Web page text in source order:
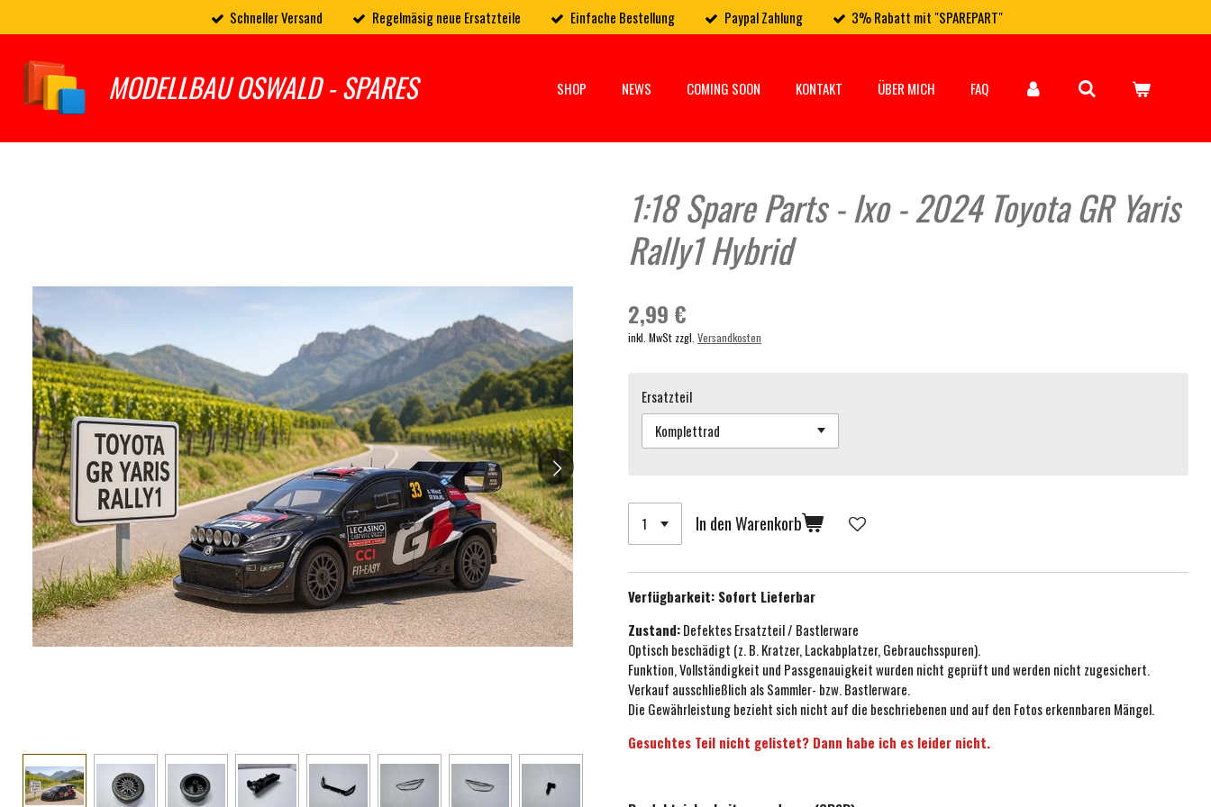
Hauptinhalt
springen
Schneller Versand Regelmäsig neue Ersatzteile Einfache Bestellung Paypal Zahlung 3% Rabatt mit "SPAREPART"
MODELLBAU OSWALD - SPARES SHOP NEWS COMING SOON KONTAKT ÜBER MICH FAQ
1:18 Spare Parts - Ixo - 2024 Toyota GR Yaris
Rally1 Hybrid
2,99 €
inkl. MwSt zzgl. Versandkosten
Ersatzteil
In den Warenkorb
Verfügbarkeit: Sofort Lieferbar
Zustand:Defektes Ersatzteil / Bastlerware
Optisch beschädigt (z. B. Kratzer, Lackabplatzer, Gebrauchsspuren).
Funktion, Vollständigkeit und Passgenauigkeit wurden nicht geprüft und werden nicht zugesichert.
Verkauf ausschließlich als Sammler- bzw. Bastlerware.
Die Gewährleistung bezieht sich nicht auf die beschriebenen und auf den Fotos erkennbaren Mängel.
Gesuchtes Teil nicht gelistet? Dann habe ich es leider nicht.